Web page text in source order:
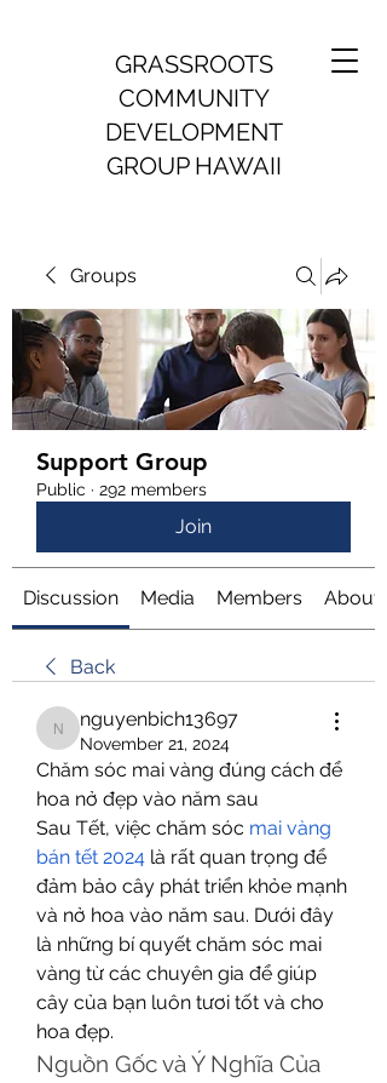
GRASSROOTS
COMMUNITY
DEVELOPMENT
GROUP HAWAII
Groups
Support Group
Public · 292 members
Join
Discussion Media Members About
Back
nguyenbich13697
nguyenbich13697
November 21, 2024
Chăm sóc mai vàng đúng cách để
hoa nở đẹp vào năm sau
Sau Tết, việc chăm sóc mai vàng
bán tết 2024 là rất quan trọng để
đảm bảo cây phát triển khỏe mạnh
và nở hoa vào năm sau. Dưới đây
là những bí quyết chăm sóc mai
vàng từ các chuyên gia để giúp
cây của bạn luôn tươi tốt và cho
hoa đẹp.
Nguồn Gốc và Ý Nghĩa Của